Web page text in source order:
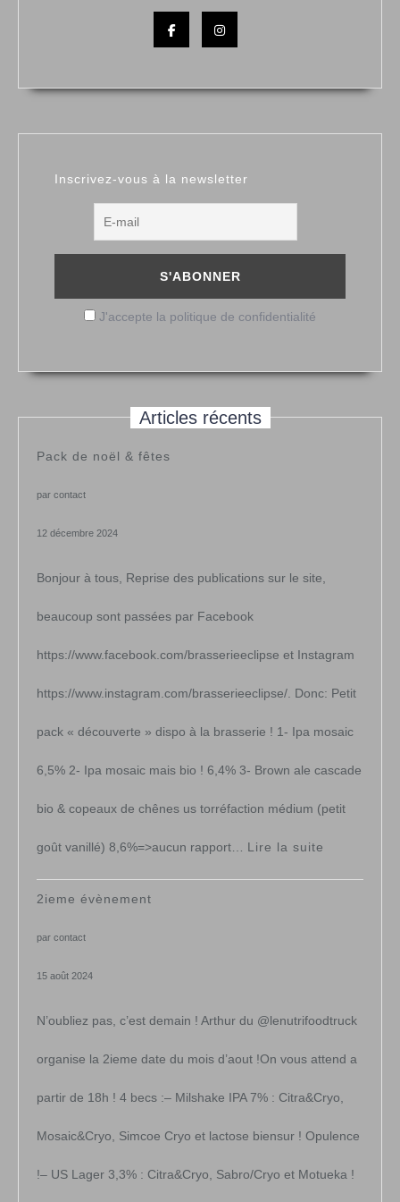
Inscrivez-vous à la newsletter
J'accepte la politique de confidentialité
Articles récents
Pack de noël & fêtes
par contact
12 décembre 2024
Bonjour à tous, Reprise des publications sur le site,
beaucoup sont passées par Facebook
https://www.facebook.com/brasserieeclipse et Instagram
https://www.instagram.com/brasserieeclipse/. Donc: Petit
pack « découverte » dispo à la brasserie ! 1- Ipa mosaic
6,5% 2- Ipa mosaic mais bio ! 6,4% 3- Brown ale cascade
bio & copeaux de chênes us torréfaction médium (petit
goût vanillé) 8,6%=>aucun rapport… Lire la suite
Pack
2ieme évènement
par contact
15 août 2024
N’oubliez pas, c’est demain ! Arthur du @lenutrifoodtruck
organise la 2ieme date du mois d’aout !On vous attend a
partir de 18h ! 4 becs :– Milshake IPA 7% : Citra&Cryo,
Mosaic&Cryo, Simcoe Cryo et lactose biensur ! Opulence
!– US Lager 3,3% : Citra&Cryo, Sabro/Cryo et Motueka !